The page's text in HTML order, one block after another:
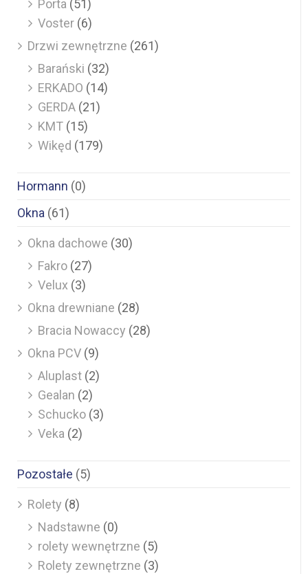
Porta (51)
Voster (6)
Drzwi zewnętrzne (261)
Barański (32)
ERKADO (14)
GERDA (21)
KMT (15)
Wikęd (179)
Hormann (0)
Okna (61)
Okna dachowe (30)
Fakro (27)
Velux (3)
Okna drewniane (28)
Bracia Nowaccy (28)
Okna PCV (9)
Aluplast (2)
Gealan (2)
Schucko (3)
Veka (2)
Pozostałe (5)
Rolety (8)
Nadstawne (0)
rolety wewnętrzne (5)
Rolety zewnętrzne (3)